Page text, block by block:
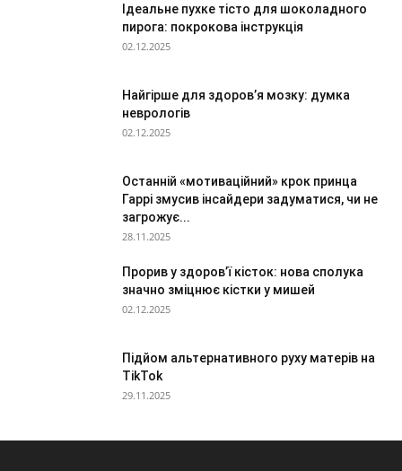
Ідеальне пухке тісто для шоколадного
пирога: покрокова інструкція
02.12.2025
Найгірше для здоров’я мозку: думка
неврологів
02.12.2025
Останній «мотиваційний» крок принца
Гаррі змусив інсайдери задуматися, чи не
загрожує...
28.11.2025
Прорив у здоров’ї кісток: нова сполука
значно зміцнює кістки у мишей
02.12.2025
Підйом альтернативного руху матерів на
TikTok
29.11.2025